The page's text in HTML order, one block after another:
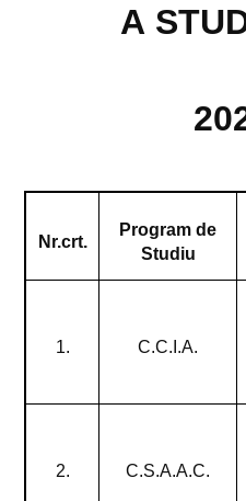
A
Nr.crt.
Program de
Studiu
1. C.C.I.A.
2. C.S.A.A.C.